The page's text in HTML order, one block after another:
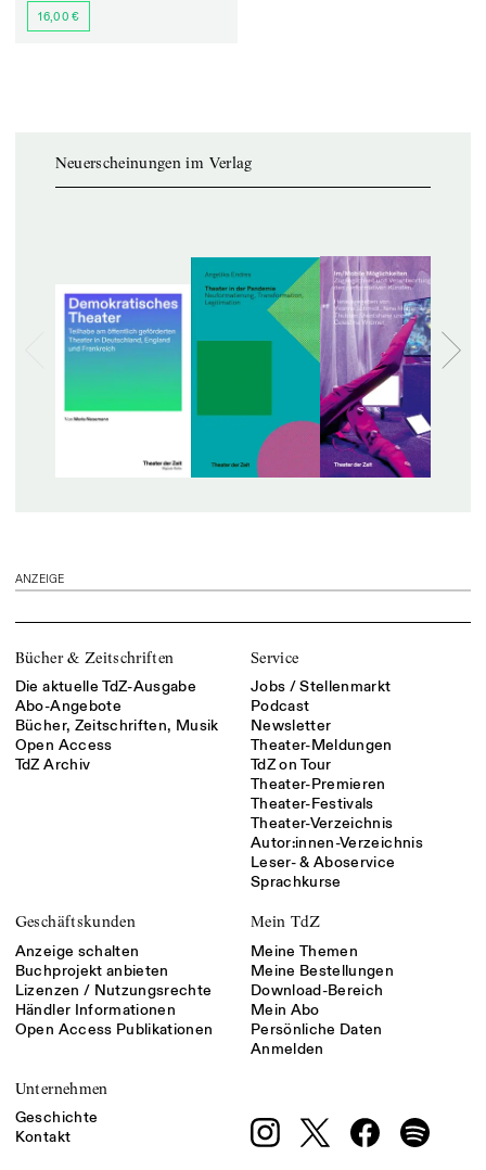
16,00 €
Neuerscheinungen im Verlag
ANZEIGE
Bücher & Zeitschriften
Die aktuelle TdZ-Ausgabe
Abo-Angebote
Bücher, Zeitschriften, Musik
Open Access
TdZ Archiv
Service
Jobs / Stellenmarkt
Podcast
Newsletter
Theater-Meldungen
TdZ on Tour
Theater-Premieren
Theater-Festivals
Theater-Verzeichnis
Autor:innen-Verzeichnis
Leser- & Aboservice
Sprachkurse
Geschäftskunden
Anzeige schalten
Buchprojekt anbieten
Lizenzen / Nutzungsrechte
Händler Informationen
Open Access Publikationen
Mein TdZ
Meine Themen
Meine Bestellungen
Download-Bereich
Mein Abo
Persönliche Daten
Anmelden
Unternehmen
Geschichte
Kontakt